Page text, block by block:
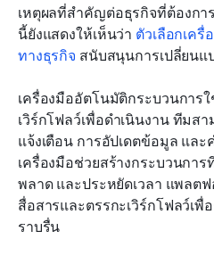
เหตุผลที่สำคัญต่อธุรกิจที่ต้องก
นี้ยังแสดงให้เห็นว่า ตัวเลือกเค
ทางธุรกิจ สนับสนุนการเปลี่ยนแ
เครื่องมืออัตโนมัติกระบวนการ
เวิร์กโฟลว์เพื่อดำเนินงาน ทีมส
แจ้งเตือน การอัปเดตข้อมูล แล
เครื่องมือช่วยสร้างกระบวนกา
พลาด และประหยัดเวลา แพลต
สื่อสารและตรรกะเวิร์กโฟลว์เ
ราบรื่น